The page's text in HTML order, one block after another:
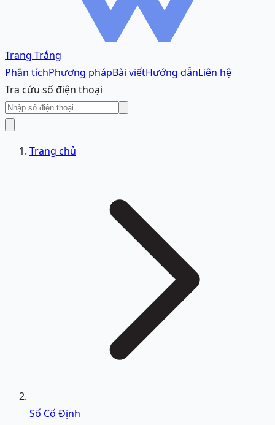
Trang Trắng
Phân tíchPhương phápBài viếtHướng dẫnLiên hệ
Tra cứu số điện thoại
Trang chủ
Số Cố Định